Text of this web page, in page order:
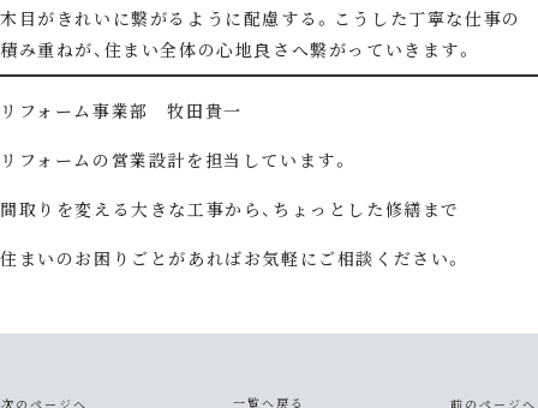
木目がきれいに繋がるように配慮する。こうした丁寧な仕事の
積み重ねが、住まい全体の心地良さへ繋がっていきます。
リフォーム事業部 牧田貴一
リフォームの営業設計を担当しています。
間取りを変える大きな工事から、ちょっとした修繕まで
住まいのお困りごとがあればお気軽にご相談ください。
次のページへ 一覧へ戻る 前のページへ